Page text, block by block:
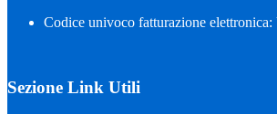
Codice univoco fatturazione elettronica:
Sezione Link Utili